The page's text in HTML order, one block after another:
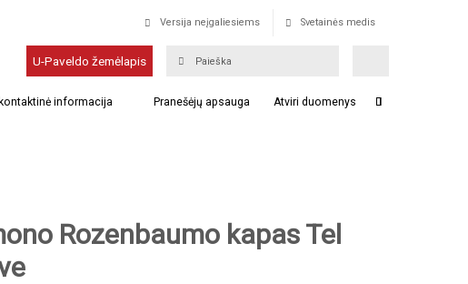
Versija neįgaliesiems Svetainės medis
U-Paveldo žemėlapis
informacija Pranešėjų apsauga Atviri duomenys
Rozenbaumo kapas Tel